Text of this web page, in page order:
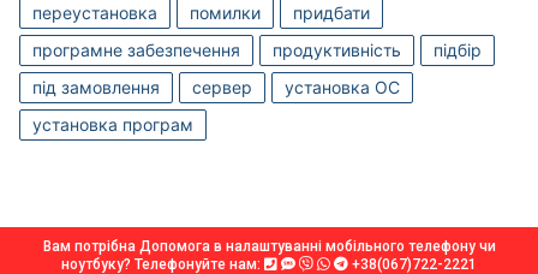
переустановка
помилки
придбати
програмне забезпечення
продуктивність
підбір
під замовлення
сервер
установка OC
установка програм
Вам потрібна Допомога в налаштуванні мобільного телефону чи
ноутбуку? Телефонуйте нам:
+38(067)722-2221